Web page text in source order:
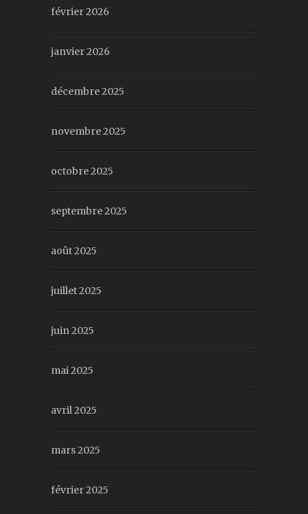
février 2026
janvier 2026
décembre 2025
novembre 2025
octobre 2025
septembre 2025
août 2025
juillet 2025
juin 2025
mai 2025
avril 2025
mars 2025
février 2025